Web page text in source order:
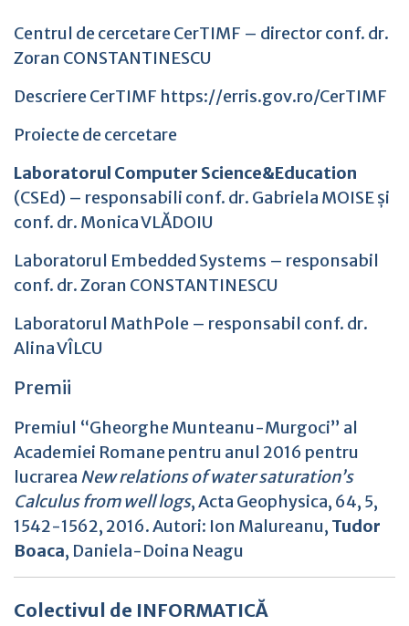
Centrul de cercetare CerTIMF – director conf. dr.
Zoran CONSTANTINESCU
Descriere CerTIMF https://erris.gov.ro/CerTIMF
Proiecte de cercetare
Laboratorul Computer Science&Education
(CSEd) – responsabili conf. dr. Gabriela MOISE și
conf. dr. Monica VLĂDOIU
Laboratorul Embedded Systems – responsabil
conf. dr. Zoran CONSTANTINESCU
Laboratorul MathPole – responsabil conf. dr.
Alina VÎLCU
Premii
Premiul “Gheorghe Munteanu-Murgoci” al
Academiei Romane pentru anul 2016 pentru
lucrarea New relations of water saturation’s
Calculus from well logs, Acta Geophysica, 64, 5,
1542-1562, 2016. Autori: Ion Malureanu, Tudor
Boaca, Daniela-Doina Neagu
Colectivul de INFORMATICĂ